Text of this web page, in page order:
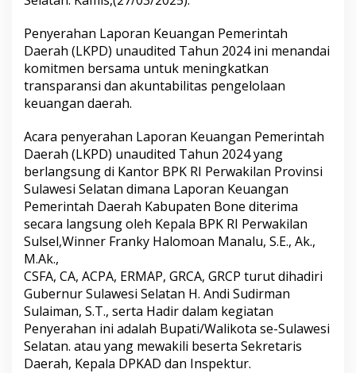
a
P
a
s
l
u
d
i
n
M
e
n
y
e
a
k
a
n
L
a
p
o
Penyerahan Laporan Keuangan Pemerintah
Daerah (LKPD) unaudited Tahun 2024 ini menandai
komitmen bersama untuk meningkatkan
transparansi dan akuntabilitas pengelolaan
keuangan daerah.
Acara penyerahan Laporan Keuangan Pemerintah
Daerah (LKPD) unaudited Tahun 2024 yang
berlangsung di Kantor BPK RI Perwakilan Provinsi
Sulawesi Selatan dimana Laporan Keuangan
Pemerintah Daerah Kabupaten Bone diterima
secara langsung oleh Kepala BPK RI Perwakilan
Sulsel,Winner Franky Halomoan Manalu, S.E., Ak.,
M.Ak.,
CSFA, CA, ACPA, ERMAP, GRCA, GRCP turut dihadiri
Gubernur Sulawesi Selatan H. Andi Sudirman
Sulaiman, S.T., serta Hadir dalam kegiatan
Penyerahan ini adalah Bupati/Walikota se-Sulawesi
Selatan. atau yang mewakili beserta Sekretaris
Daerah, Kepala DPKAD dan Inspektur.